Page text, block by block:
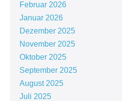
Februar 2026
Januar 2026
Dezember 2025
November 2025
Oktober 2025
September 2025
August 2025
Juli 2025